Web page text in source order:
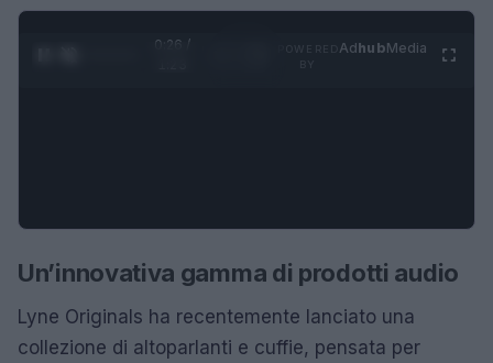
0:27 /
AdhubMedia
Un’innovativa gamma di prodotti audio
Lyne Originals ha recentemente lanciato una
collezione di altoparlanti e cuffie, pensata per